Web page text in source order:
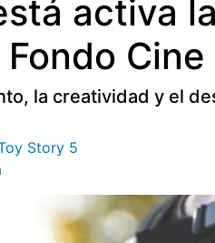
activa
la creatividad y el
Story 5